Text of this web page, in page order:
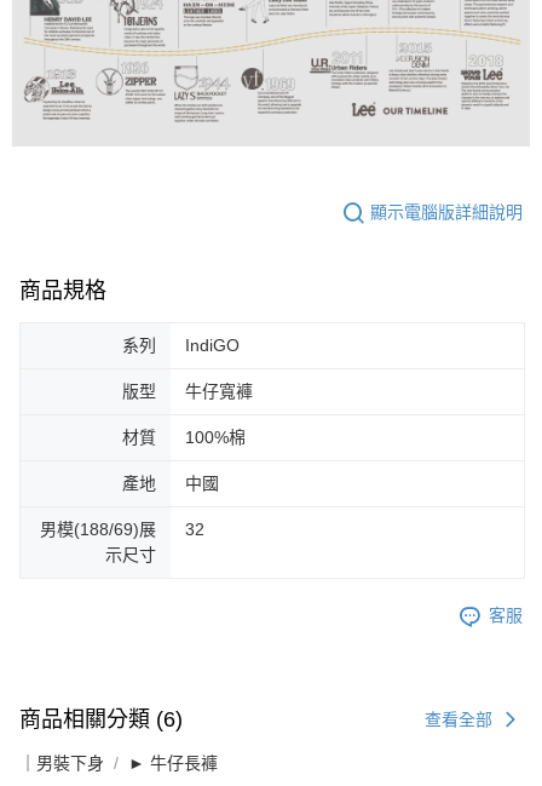
顯示電腦版詳細說明
商品規格
系列 IndiGO
版型 牛仔寬褲
材質 100%棉
產地 中國
男模(188/69)展
示尺寸
32
客服
商品相關分類 (6) 查看全部
｜男裝下身 ► 牛仔長褲